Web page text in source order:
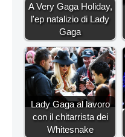
A Very Gaga Holiday,
l'ep natalizio di Lady
Gaga
Lady Gaga al lavoro
con il chitarrista dei
Whitesnake